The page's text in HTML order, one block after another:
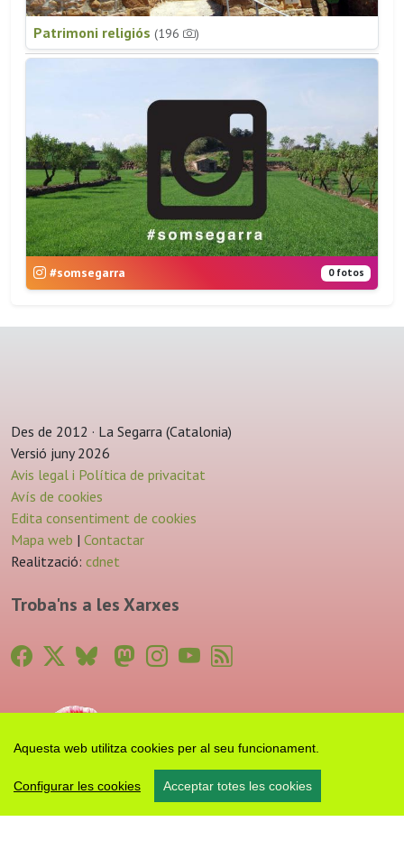
Aquesta web utilitza cookies per al seu funcionament.
Configurar les cookies Acceptar totes les cookies
Patrimoni religiós (196 )
#somsegarra 0 fotos
Des de 2012 · La Segarra (Catalonia)
Versió juny 2026
Avis legal i Política de privacitat
Avís de cookies
Edita consentiment de cookies
Mapa web | Contactar
Realització: cdnet
Troba'ns a les Xarxes